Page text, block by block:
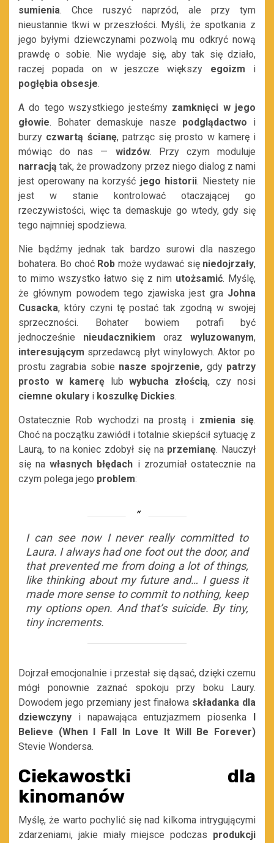
sumienia. Chce ruszyć naprzód, ale przy tym
nieustannie tkwi w przeszłości. Myśli, że spotkania z
jego byłymi dziewczynami pozwolą mu odkryć nową
prawdę o sobie. Nie wydaje się, aby tak się działo,
raczej popada on w jeszcze większy egoizm i
pogłębia obsesje.
A do tego wszystkiego jesteśmy zamknięci w jego
głowie. Bohater demaskuje nasze podglądactwo i
burzy czwartą ścianę, patrząc się prosto w kamerę i
mówiąc do nas — widzów. Przy czym moduluje
narracją tak, że prowadzony przez niego dialog z nami
jest operowany na korzyść jego historii. Niestety nie
jest w stanie kontrolować otaczającej go
rzeczywistości, więc ta demaskuje go wtedy, gdy się
tego najmniej spodziewa.
Nie bądźmy jednak tak bardzo surowi dla naszego
bohatera. Bo choć Rob może wydawać się niedojrzały,
to mimo wszystko łatwo się z nim utożsamić. Myślę,
że głównym powodem tego zjawiska jest gra Johna
Cusacka, który czyni tę postać tak zgodną w swojej
sprzeczności. Bohater bowiem potrafi być
jednocześnie nieudacznikiem oraz wyluzowanym,
interesującym sprzedawcą płyt winylowych. Aktor po
prostu zagrabia sobie nasze spojrzenie, gdy patrzy
prosto w kameręlubwybucha złością, czy nosi
ciemne okulary i koszulkę Dickies.
Ostatecznie Rob wychodzi na prostą i zmienia się.
Choć na początku zawiódł i totalnie skiepścił sytuację z
Laurą, to na koniec zdobył się na przemianę. Nauczył
się nawłasnych błędach i zrozumiał ostatecznie na
czym polega jego problem:
I can see now I never really committed to
Laura. I always had one foot out the door, and
that prevented me from doing a lot of things,
like thinking about my future and… I guess it
made more sense to commit to nothing, keep
my options open. And that’s suicide. By tiny,
tiny increments.
Dojrzał emocjonalnie i przestał się dąsać, dzięki czemu
mógł ponownie zaznać spokoju przy boku Laury.
Dowodem jego przemiany jest finałowa składanka dla
dziewczyny i napawająca entuzjazmem piosenka
Believe (When I Fall In Love It Will Be Forever)
Stevie Wondersa.
Ciekawostki dla
kinomanów
Myślę, że warto pochylić się nad kilkoma intrygującymi
zdarzeniami, jakie miały miejsce podczas produkcji